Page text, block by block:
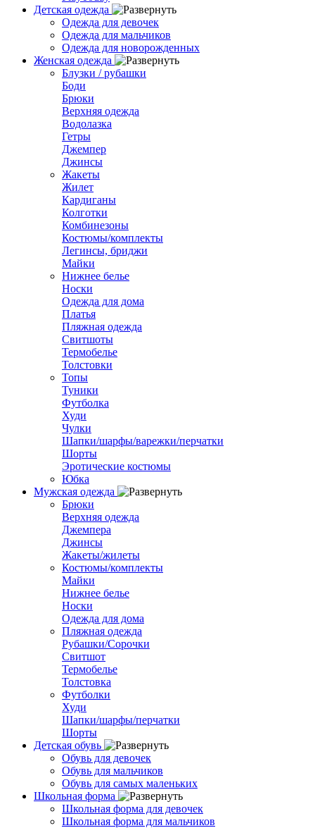
Детская одежда
Одежда для девочек
Одежда для мальчиков
Одежда для новорожденных
Женская одежда
Блузки / рубашки
Боди
Брюки
Верхняя одежда
Водолазка
Гетры
Джемпер
Джинсы
Жакеты
Жилет
Кардиганы
Колготки
Комбинезоны
Костюмы/комплекты
Легинсы, бриджи
Майки
Нижнее белье
Носки
Одежда для дома
Платья
Пляжная одежда
Свитшоты
Термобелье
Толстовки
Топы
Туники
Футболка
Худи
Чулки
Шапки/шарфы/варежки/перчатки
Шорты
Эротические костюмы
Юбка
Мужская одежда
Брюки
Верхняя одежда
Джемпера
Джинсы
Жакеты/жилеты
Костюмы/комплекты
Майки
Нижнее белье
Носки
Одежда для дома
Пляжная одежда
Рубашки/Сорочки
Свитшот
Термобелье
Толстовка
Футболки
Худи
Шапки/шарфы/перчатки
Шорты
Детская обувь
Обувь для девочек
Обувь для мальчиков
Обувь для самых маленьких
Школьная форма
Школьная форма для девочек
Школьная форма для мальчиков